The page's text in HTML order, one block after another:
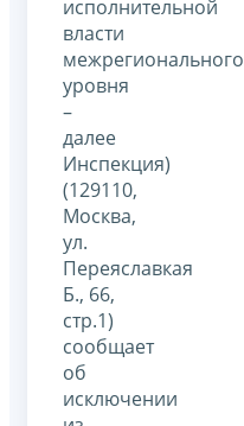
исполнительной
власти
межрегионального
уровня
–
далее
Инспекция)
(129110,
Москва,
ул.
Переяславкая
Б., 66,
стр.1)
сообщает
об
исключении